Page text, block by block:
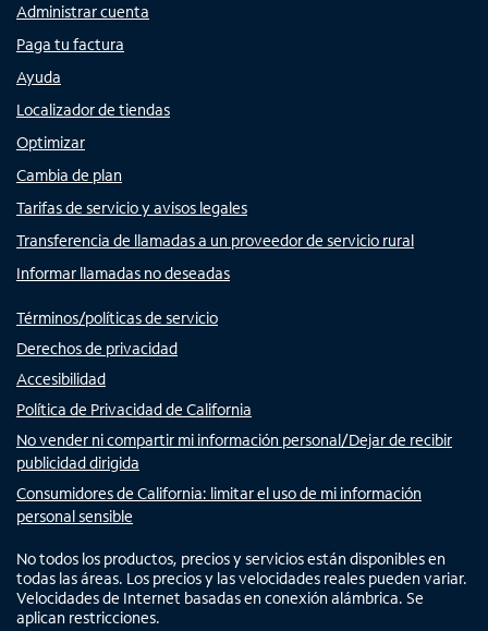
Administrar cuenta
Paga tu factura
Ayuda
Localizador de tiendas
Optimizar
Cambia de plan
Tarifas de servicio y avisos legales
Transferencia de llamadas a un proveedor de servicio rural
Informar llamadas no deseadas
Términos/políticas de servicio
Derechos de privacidad
Accesibilidad
Política de Privacidad de California
No vender ni compartir mi información personal/Dejar de recibir
publicidad dirigida
Consumidores de California: limitar el uso de mi información
personal sensible
No todos los productos, precios y servicios están disponibles en
todas las áreas. Los precios y las velocidades reales pueden variar.
Velocidades de Internet basadas en conexión alámbrica. Se
aplican restricciones.